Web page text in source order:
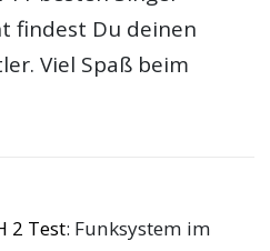
findest Du deinen
Viel Spaß beim
2 Test: Funksystem im